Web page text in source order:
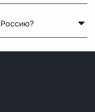
доставки по РФ.
Россию?